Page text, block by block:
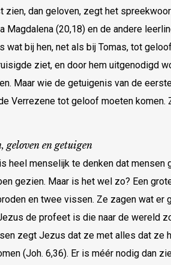
zien, dan geloven, zegt het
Magdalena (20,18) en de andere
wat bij hen, net als bij Tomas, tot
ziet, en door hem uitgenodigd
Maar wie de getuigenis van de
Verrezene tot geloof moeten komen.
geloven en getuigen
heel menselijk te denken dat
gezien. Maar is het wel zo? Een
en twee vissen. Ze zagen wat er
de profeet is die naar de wereld
zegt Jezus dat ze met alles dat ze
(Joh. 6,36). Er is méér nodig dan